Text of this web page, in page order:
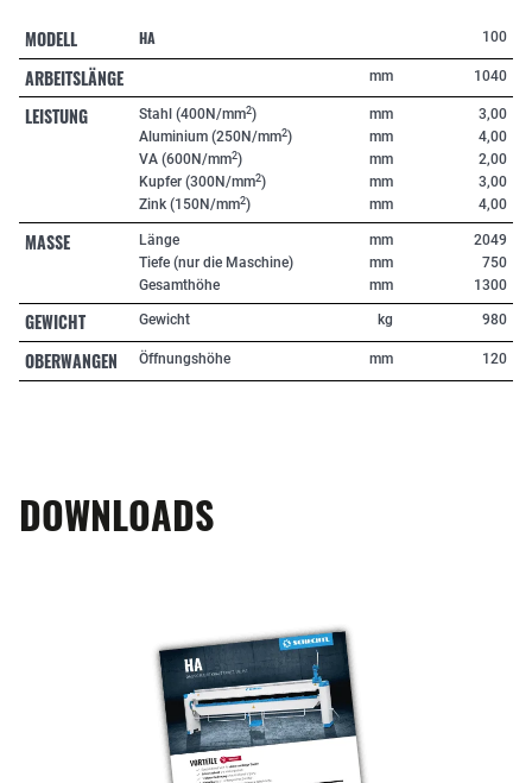
MODELL HA 100
ARBEITSLÄNGE mm 1040
LEISTUNG Stahl (400N/mm2)
Aluminium (250N/mm2)
VA (600N/mm2)
Kupfer (300N/mm2)
Zink (150N/mm2)
mm
mm
mm
mm
mm
3,00
4,00
2,00
3,00
4,00
MASSE
Länge
Tiefe (nur die Maschine)
Gesamthöhe
mm
mm
mm
2049
750
1300
GEWICHT Gewicht kg 980
OBERWANGEN Öffnungshöhe mm 120
DOWNLOADS